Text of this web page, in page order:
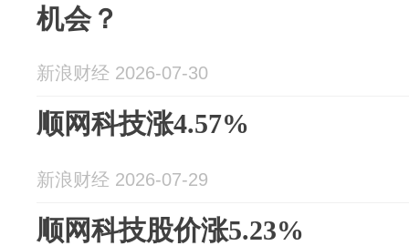
机会？
新浪财经 2026-07-30
顺网科技涨4.57%
新浪财经 2026-07-29
顺网科技股价涨5.23%